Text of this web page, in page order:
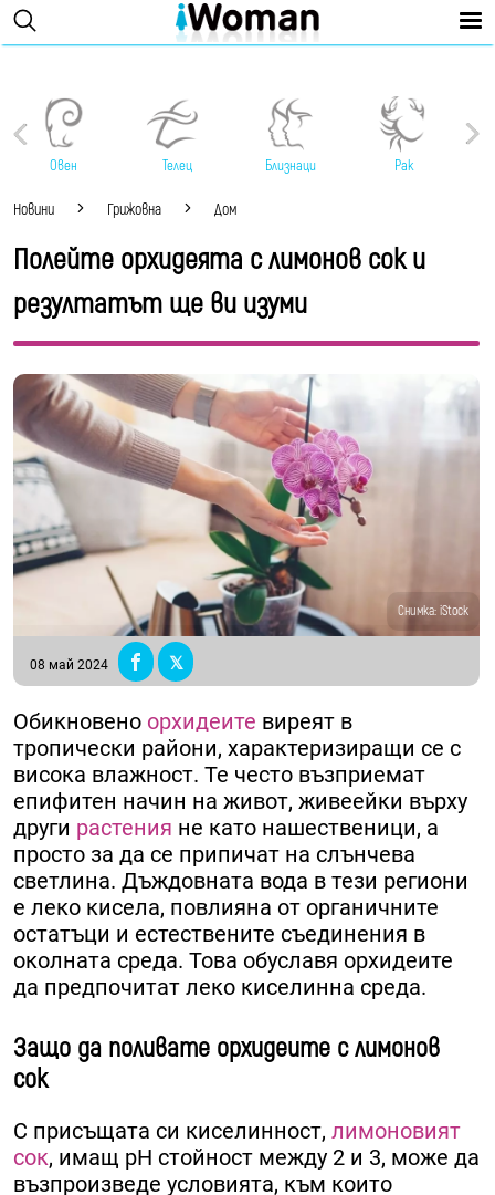
Овен Телец Близнаци Рак
Новини Грижовна Дом
Полейте орхидеята с лимонов сок и
резултатът ще ви изуми
Снимка: iStock
08 май 2024
Обикновено орхидеите виреят в
тропически райони, характеризиращи се с
висока влажност. Те често възприемат
епифитен начин на живот, живеейки върху
други растения не като нашественици, а
просто за да се припичат на слънчева
светлина. Дъждовната вода в тези региони
е леко кисела, повлияна от органичните
остатъци и естествените съединения в
околната среда. Това обуславя орхидеите
да предпочитат леко киселинна среда.
Защо да поливате орхидеите с лимонов
сок
С присъщата си киселинност, лимоновият
сок, имащ pH стойност между 2 и 3, може да
възпроизведе условията, към които